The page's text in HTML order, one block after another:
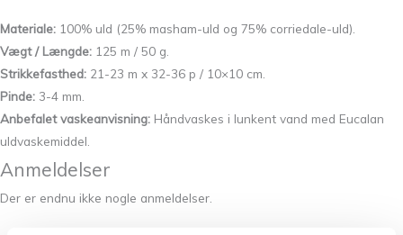
Materiale: 100% uld (25% masham-uld og 75% corriedale-uld).
Vægt / Længde: 125 m / 50 g.
Strikkefasthed: 21-23 m x 32-36 p / 10×10 cm.
Pinde: 3-4 mm.
Anbefalet vaskeanvisning: Håndvaskes i lunkent vand med Eucalan
uldvaskemiddel.
Anmeldelser
Der er endnu ikke nogle anmeldelser.